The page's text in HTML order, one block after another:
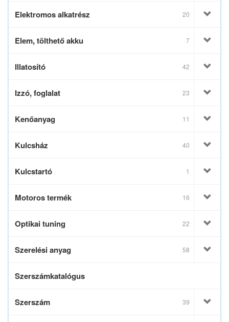
Elektromos alkatrész 20
Elem, tölthető akku 7
Illatosító 42
Izzó, foglalat 23
Kenőanyag 11
Kulcsház 40
Kulcstartó 1
Motoros termék 16
Optikai tuning 22
Szerelési anyag 58
Szerszámkatalógus
Szerszám 39